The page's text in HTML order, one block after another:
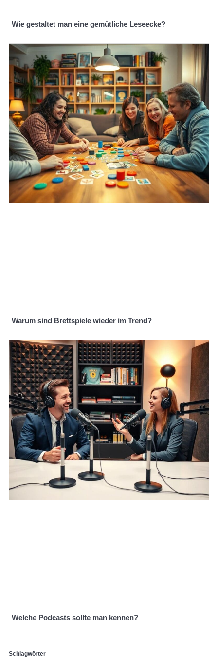
Wie gestaltet man eine gemütliche Leseecke?
Warum sind Brettspiele wieder im Trend?
Welche Podcasts sollte man kennen?
Schlagwörter